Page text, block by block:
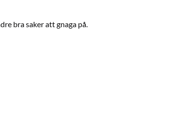
bra saker att gnaga på.